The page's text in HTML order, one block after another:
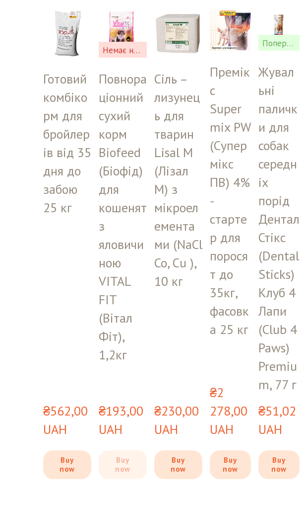
Готовий
комбіко
рм для
бройлер
ів від 35
дня до
забою
25 кг
₴562,00
UAH
Buy
now
Немає на складі
Повнора
ціонний
сухий
корм
Biofeed
(Біофід)
для
кошенят
з
яловичи
ною
VITAL
FIT
(Вітал
Фіт),
1,2кг
₴193,00
UAH
Buy
now
Сіль –
лизунец
ь для
тварин
Lisal М
(Лізал
М) з
мікроел
емента
ми (NaCl
Co, Cu ),
10 кг
₴230,00
UAH
Buy
now
Премік
с
Super
mix PW
(Супер
мікс
ПВ) 4%
-
старте
р для
порося
т до
35кг,
фасовк
а 25 кг
₴2
278,00
UAH
Buy
now
Попереднє замовлення
Жувал
ьні
паличк
и для
собак
середн
іх
порід
Дентал
Стікс
(Dental
Sticks)
Клуб 4
Лапи
(Club 4
Paws)
Premiu
m, 77 г
₴51,02
UAH
Buy
now